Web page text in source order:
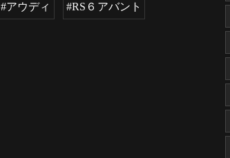
#アウディ #RS６アバント